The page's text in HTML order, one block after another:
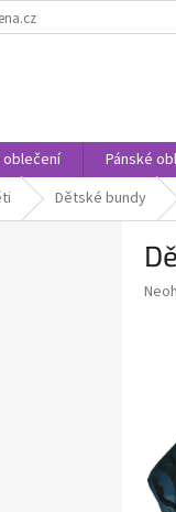
oblečení Pánské
Dětské bundy